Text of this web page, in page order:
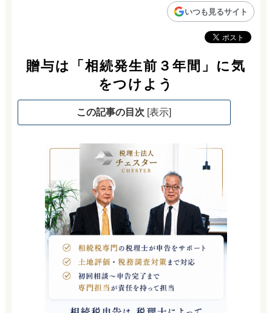
いつも見るサイト
贈与は「相続発生前３年間」に気
をつけよう
この記事の目次 [表示]